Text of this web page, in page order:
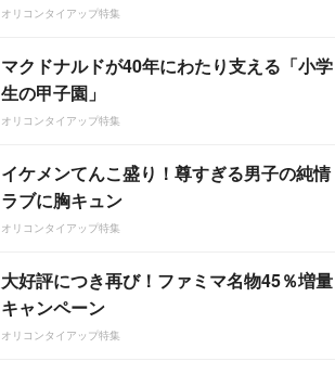
オリコンタイアップ特集
マクドナルドが40年にわたり支える「小学
生の甲子園」
オリコンタイアップ特集
イケメンてんこ盛り！尊すぎる男子の純情
ラブに胸キュン
オリコンタイアップ特集
大好評につき再び！ファミマ名物45％増量
キャンペーン
オリコンタイアップ特集